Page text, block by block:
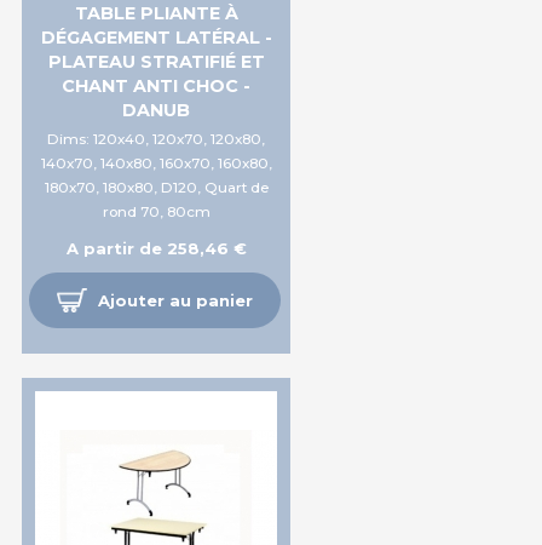
TABLE PLIANTE À
DÉGAGEMENT LATÉRAL -
PLATEAU STRATIFIÉ ET
CHANT ANTI CHOC -
DANUB
Dims: 120x40, 120x70, 120x80,
140x70, 140x80, 160x70, 160x80,
180x70, 180x80, D120, Quart de
rond 70, 80cm
A partir de 258,46 €
Ajouter au panier